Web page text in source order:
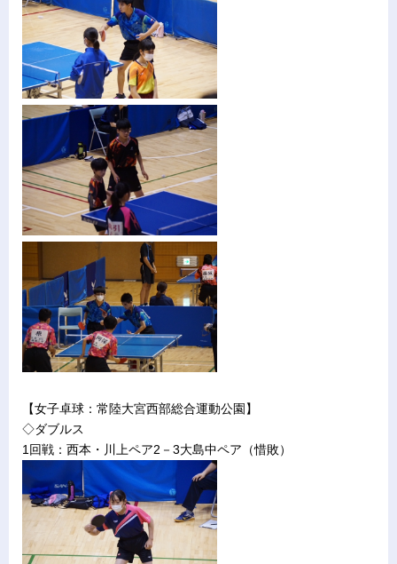
【女子卓球：常陸大宮西部総合運動公園】
◇ダブルス
1回戦：西本・川上ペア2－3大島中ペア（惜敗）